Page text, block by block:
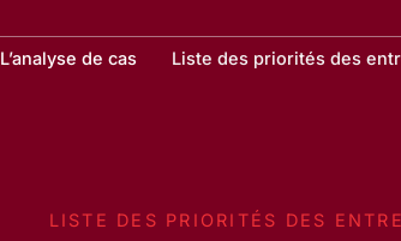
L’analyse de cas Liste des priorités des
LISTE DES PRIORITÉS DES